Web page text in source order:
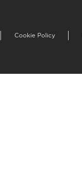
Cookie Policy